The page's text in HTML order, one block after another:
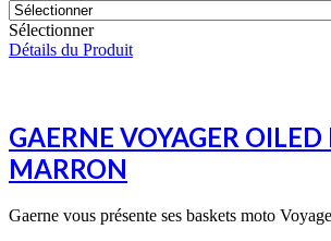
Sélectionner
Détails du Produit
GAERNE VOYAGER
MARRON
Gaerne vous présente ses baskets moto